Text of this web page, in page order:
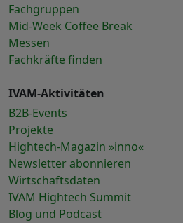
Fachgruppen
Mid-Week Coffee Break
Messen
Fachkräfte finden
IVAM-Aktivitäten
B2B-Events
Projekte
Hightech-Magazin »inno«
Newsletter abonnieren
Wirtschaftsdaten
IVAM Hightech Summit
Blog und Podcast